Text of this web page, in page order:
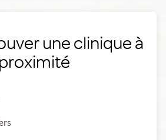
une clinique à
proximité